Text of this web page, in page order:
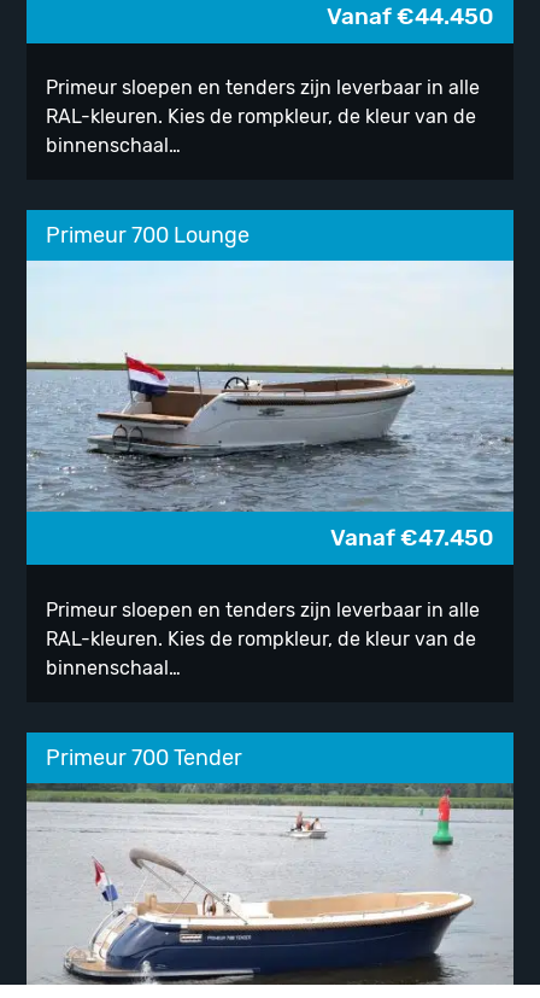
Vanaf€44.450
Primeur sloepen en tenders zijn leverbaar in alle
RAL-kleuren. Kies de rompkleur, de kleur van de
binnenschaal…
Primeur 700 Lounge
Vanaf€47.450
Primeur sloepen en tenders zijn leverbaar in alle
RAL-kleuren. Kies de rompkleur, de kleur van de
binnenschaal…
Primeur 700 Tender